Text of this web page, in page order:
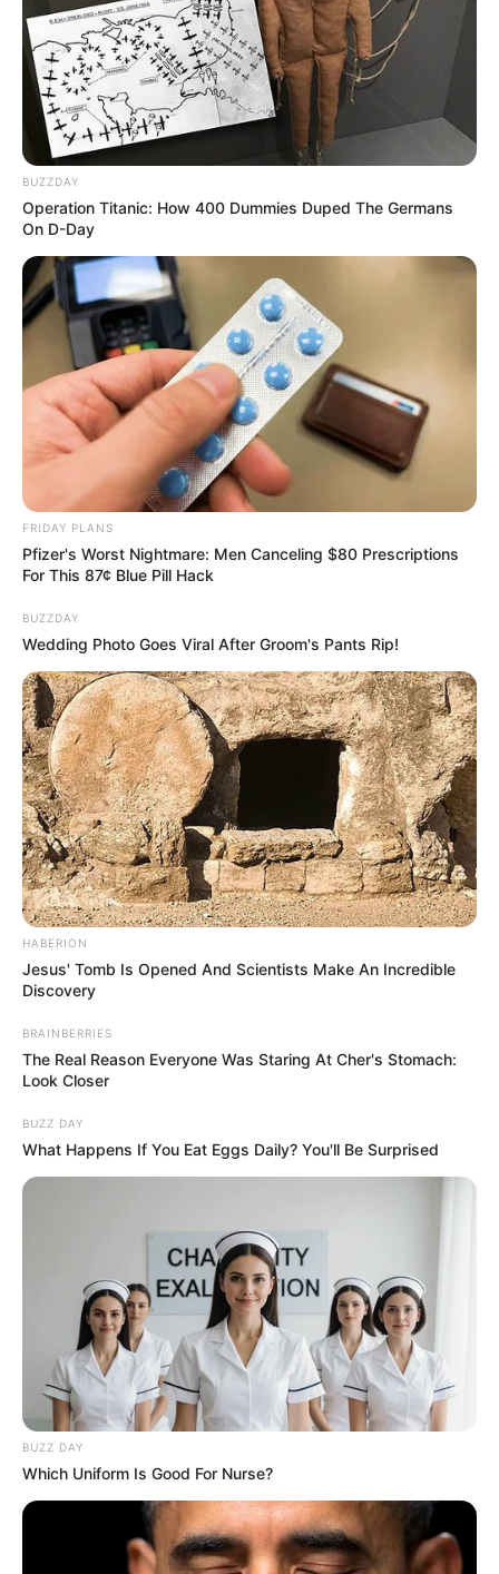
BUZZDAY
Operation Titanic: How 400 Dummies Duped The Germans
On D-Day
FRIDAY PLANS
Pfizer's Worst Nightmare: Men Canceling $80 Prescriptions
For This 87¢ Blue Pill Hack
BUZZDAY
Wedding Photo Goes Viral After Groom's Pants Rip!
HABERION
Jesus' Tomb Is Opened And Scientists Make An Incredible
Discovery
BRAINBERRIES
The Real Reason Everyone Was Staring At Cher's Stomach:
Look Closer
BUZZ DAY
What Happens If You Eat Eggs Daily? You'll Be Surprised
BUZZ DAY
Which Uniform Is Good For Nurse?